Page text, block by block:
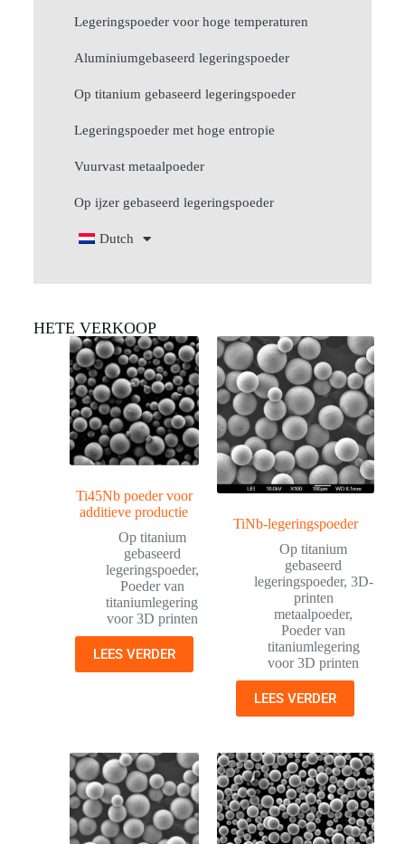
Legeringspoeder voor hoge temperaturen
Aluminiumgebaseerd legeringspoeder
Op titanium gebaseerd legeringspoeder
Legeringspoeder met hoge entropie
Vuurvast metaalpoeder
Op ijzer gebaseerd legeringspoeder
Dutch
HETE VERKOOP
Ti45Nb poeder voor
additieve productie
Op titanium
gebaseerd
legeringspoeder,
Poeder van
titaniumlegering
voor 3D printen
LEES VERDER
TiNb-legeringspoeder
Op titanium
gebaseerd
legeringspoeder, 3D-
printen
metaalpoeder,
Poeder van
titaniumlegering
voor 3D printen
LEES VERDER